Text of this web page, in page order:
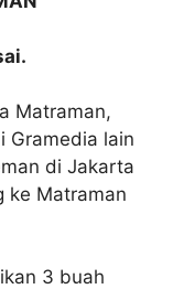
Matraman,
Gramedia lain
di Jakarta
ke Matraman
3 buah